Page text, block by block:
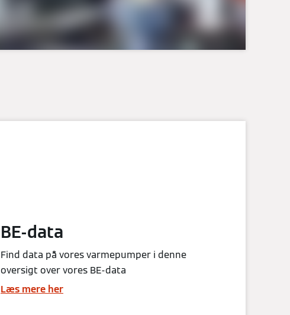
BE-data
Find data på vores varmepumper i denne
oversigt over vores BE-data
Læs mere her